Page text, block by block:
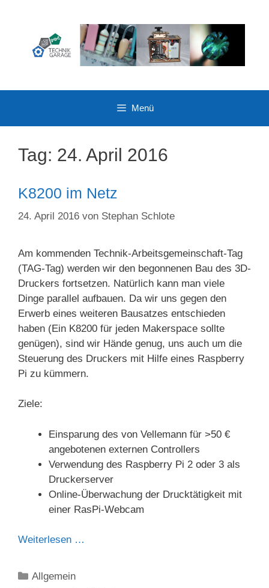
Menü
Tag: 24. April 2016
K8200 im Netz
24. April 2016 von Stephan Schlote
Am kommenden Technik-Arbeitsgemeinschaft-Tag
(TAG-Tag) werden wir den begonnenen Bau des 3D-
Druckers fortsetzen. Natürlich kann man viele
Dinge parallel aufbauen. Da wir uns gegen den
Erwerb eines weiteren Bausatzes entschieden
haben (Ein K8200 für jeden Makerspace sollte
genügen), sind wir Hände genug, uns auch um die
Steuerung des Druckers mit Hilfe eines Raspberry
Pi zu kümmern.
Ziele:
Einsparung des von Vellemann für >50 €
angebotenen externen Controllers
Verwendung des Raspberry Pi 2 oder 3 als
Druckerserver
Online-Überwachung der Drucktätigkeit mit
einer RasPi-Webcam
Weiterlesen …
Kategorien
Allgemein